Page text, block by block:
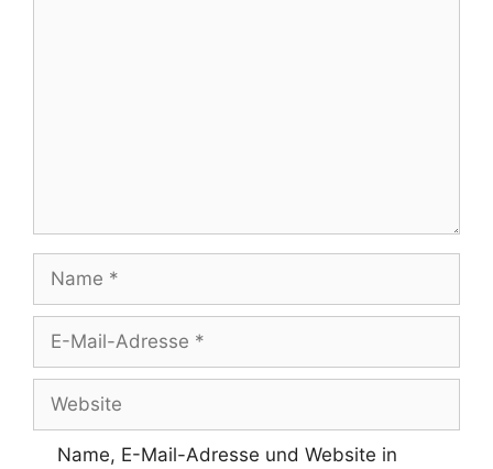
Mail-
Adresse
Name, E-Mail-Adresse und Website in